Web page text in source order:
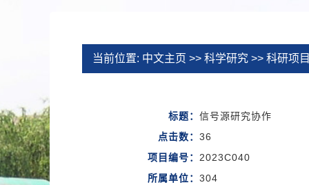
当前位置: 中文主页 >> 科学研究 >> 科研项
标题： 信号源研究协作
点击数： 36
项目编号： 2023C040
所属单位： 304